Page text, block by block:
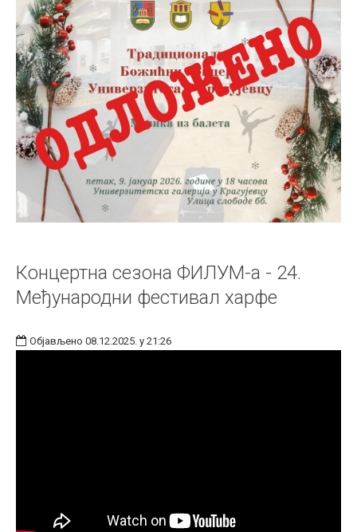
Концертна сезона ФИЛУМ-а - 24.
Међународни фестивал харфе
Објављено 08.12.2025. у 21:26